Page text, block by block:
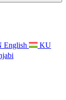
English
KU